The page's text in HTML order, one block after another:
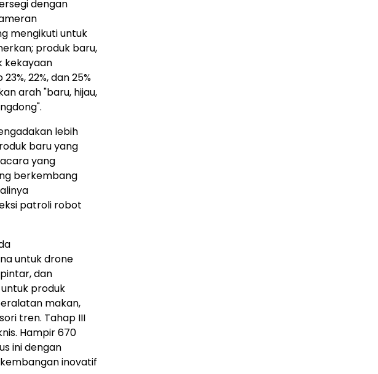
dengan
mengikuti untuk
produk baru,
kekayaan
22%, dan 25%
arah "baru, hijau,
lebih
baru yang
yang
berkembang
patroli robot
untuk drone
dan
produk
makan,
tren. Tahap III
Hampir 670
ini dengan
inovatif